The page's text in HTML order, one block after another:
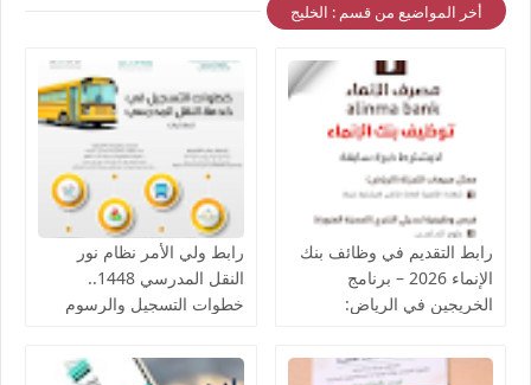
أخر المواضيع من قسم : الخليج
رابط التقديم في وظائف بنك
الإنماء 2026 – برنامج
الخريجين في الرياض:
رابط ولي الأمر نظام نور
النقل المدرسي 1448..
خطوات التسجيل والرسوم
الباص